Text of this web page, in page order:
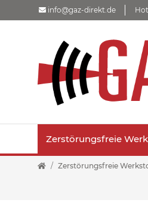
info@gaz-direkt.de
Zerstörungsfreie
Zerstörungsfreie